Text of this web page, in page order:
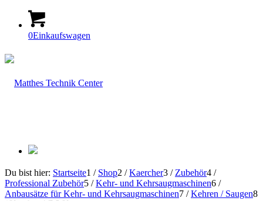
0Einkaufswagen
Du bist hier: Startseite1 / Shop2 / Kaercher3 / Zubehör4 /
Professional Zubehör5 / Kehr- und Kehrsaugmaschinen6 /
Anbausätze für Kehr- und Kehrsaugmaschinen7 / Kehren / Saugen8